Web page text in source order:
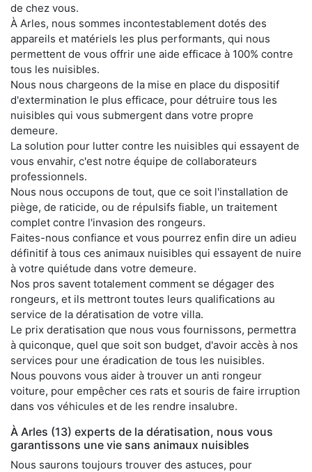
de chez vous.
À Arles, nous sommes incontestablement dotés des
appareils et matériels les plus performants, qui nous
permettent de vous offrir une aide efficace à 100% contre
tous les nuisibles.
Nous nous chargeons de la mise en place du dispositif
d'extermination le plus efficace, pour détruire tous les
nuisibles qui vous submergent dans votre propre
demeure.
La solution pour lutter contre les nuisibles qui essayent de
vous envahir, c'est notre équipe de collaborateurs
professionnels.
Nous nous occupons de tout, que ce soit l'installation de
piège, de raticide, ou de répulsifs fiable, un traitement
complet contre l'invasion des rongeurs.
Faites-nous confiance et vous pourrez enfin dire un adieu
définitif à tous ces animaux nuisibles qui essayent de nuire
à votre quiétude dans votre demeure.
Nos pros savent totalement comment se dégager des
rongeurs, et ils mettront toutes leurs qualifications au
service de la dératisation de votre villa.
Le prix deratisation que nous vous fournissons, permettra
à quiconque, quel que soit son budget, d'avoir accès à nos
services pour une éradication de tous les nuisibles.
Nous pouvons vous aider à trouver un anti rongeur
voiture, pour empêcher ces rats et souris de faire irruption
dans vos véhicules et de les rendre insalubre.
À Arles (13) experts de la dératisation, nous vous
garantissons une vie sans animaux nuisibles
Nous saurons toujours trouver des astuces, pour